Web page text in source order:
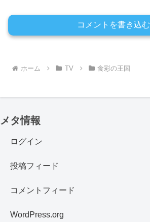
コメントを書き込む
ホーム TV 食彩の王国
メタ情報
ログイン
投稿フィード
コメントフィード
WordPress.org